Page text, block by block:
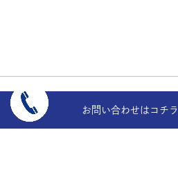
お問い合わせはコチラ